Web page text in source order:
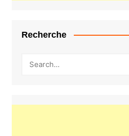
Recherche